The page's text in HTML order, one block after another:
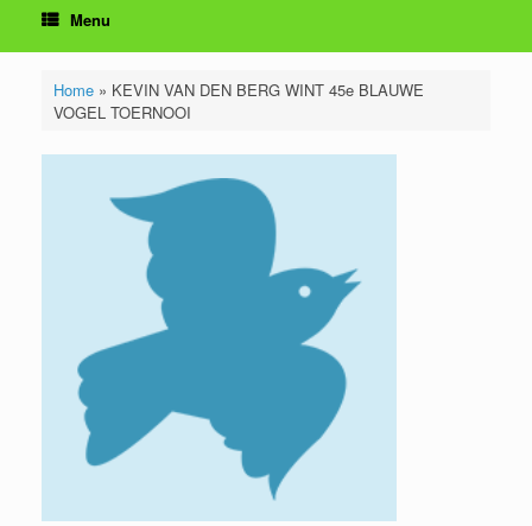
Menu
Home» KEVIN VAN DEN BERG WINT 45e BLAUWE
VOGEL TOERNOOI